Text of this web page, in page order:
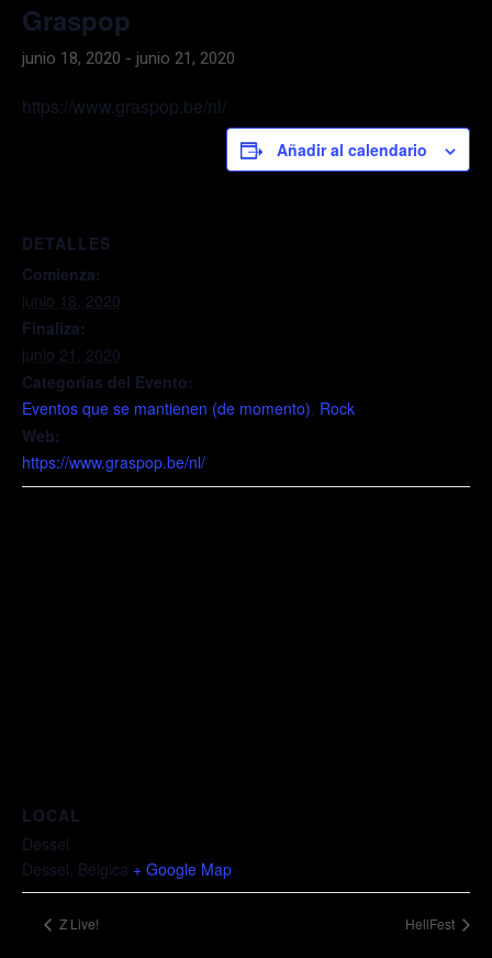
Graspop
junio 18, 2020 - junio 21, 2020
https://www.graspop.be/nl/
Añadir al calendario
DETALLES
Comienza:
junio 18, 2020
Finaliza:
junio 21, 2020
Categorías del Evento:
Eventos que se mantienen (de momento), Rock
Web:
https://www.graspop.be/nl/
LOCAL
Dessel
Dessel, Bélgica + Google Map
Z Live! HellFest